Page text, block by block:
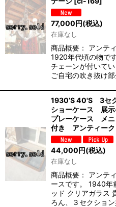
77,000円(税込)
在庫なし
商品概要： アンテ
1920年代頃の物で
チェーンが付いて
ご自宅の吹き抜け
1930’S 40'S 3セ
ショーケース 展
プレーケース メ
付き アンティー
44,000円(税込)
在庫なし
商品概要： アンテ
ースです。 1940年
ッド クリアガラス
ろん、３セクショ